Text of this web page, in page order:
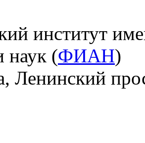
институт
наук (ФИАН)
Ленинский